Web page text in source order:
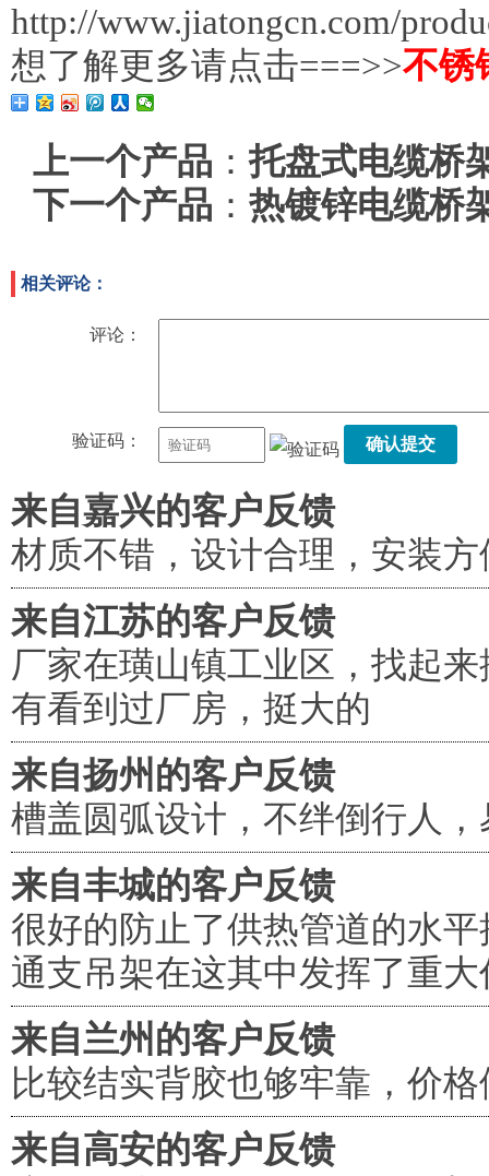
http://www.jiatongcn.com/
想了解更多请点击===>>不锈
上一个产品 ：托盘式电缆桥
下一个产品 ： 热镀锌电缆桥
相关评论：
评论：
验证码： 确认提交
来自嘉兴的客户反馈
材质不错，设计合理，安装
来自江苏的客户反馈
厂家在璜山镇工业区，找起
有看到过厂房，挺大的
来自扬州的客户反馈
槽盖圆弧设计，不绊倒行人
来自丰城的客户反馈
很好的防止了供热管道的水
通支吊架在这其中发挥了重大
来自兰州的客户反馈
比较结实背胶也够牢靠，价
来自高安的客户反馈